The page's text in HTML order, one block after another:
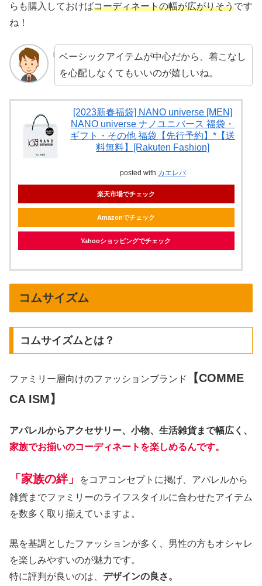
らも購入しておけばコーディネートの幅が広がりそうです
ね！
ベーシックアイテムが中心だから、着こなし
を心配しなくてもいいのが嬉しいね。
[2023新春福袋] NANO universe [MEN]
NANO universe ナノユニバース 福袋・
ギフト・その他 福袋【先行予約】*【送
料無料】[Rakuten Fashion]
posted with カエレバ
楽天市場でチェック
Amazonでチェック
Yahooショッピングでチェック
コムサイズム
コムサイズムとは？
ファミリー層向けのファッションブランド
【COMME
CA ISM】
アパレルからアクセサリー、小物、生活雑貨まで幅広く、
家族でお揃いのコーディネートを楽しめるんです。
「家族の絆」
をコアコンセプトに掲げ、アパレルから
雑貨までファミリーのライフスタイルに合わせたアイテム
を数多く取り揃えていますよ。
黒を基調としたファッションが多く、男性の方もオシャレ
を楽しみやすいのが魅力です。
特に評判が良いのは、 デザインの良さ。